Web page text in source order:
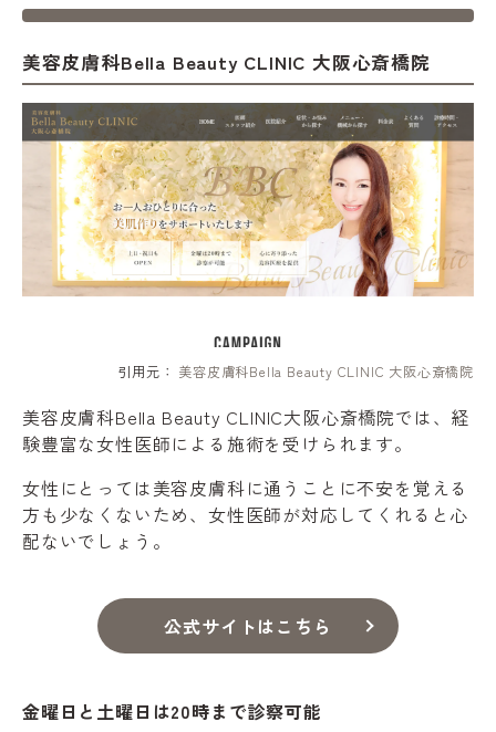
美容皮膚科Bella Beauty CLINIC 大阪心斎橋院
引用元： 美容皮膚科Bella Beauty CLINIC 大阪心斎橋院
美容皮膚科Bella Beauty CLINIC大阪心斎橋院では、経
験豊富な女性医師による施術を受けられます。
女性にとっては美容皮膚科に通うことに不安を覚える
方も少なくないため、女性医師が対応してくれると心
配ないでしょう。
公式サイトはこちら
金曜日と土曜日は20時まで診察可能